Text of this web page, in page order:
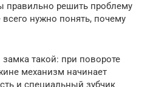
правильно решить проблему
нужно понять, почему
такой: при повороте
механизм начинает
и специальный зубчик